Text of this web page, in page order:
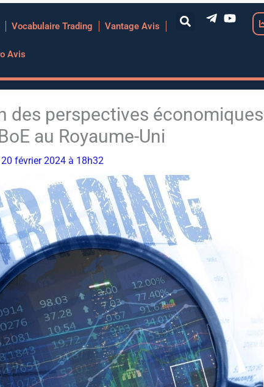
Vocabulaire Trading Vantage Avis
Avis
des perspectives économiques
au Royaume-Uni
février 2024 à 18h32